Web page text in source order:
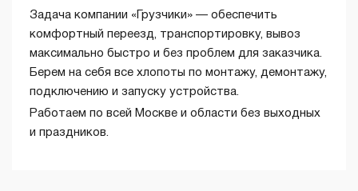
Задача компании «Грузчики» — обеспечить
комфортный переезд, транспортировку, вывоз
максимально быстро и без проблем для заказчика.
Берем на себя все хлопоты по монтажу, демонтажу,
подключению и запуску устройства.
Работаем по всей Москве и области без выходных
и праздников.